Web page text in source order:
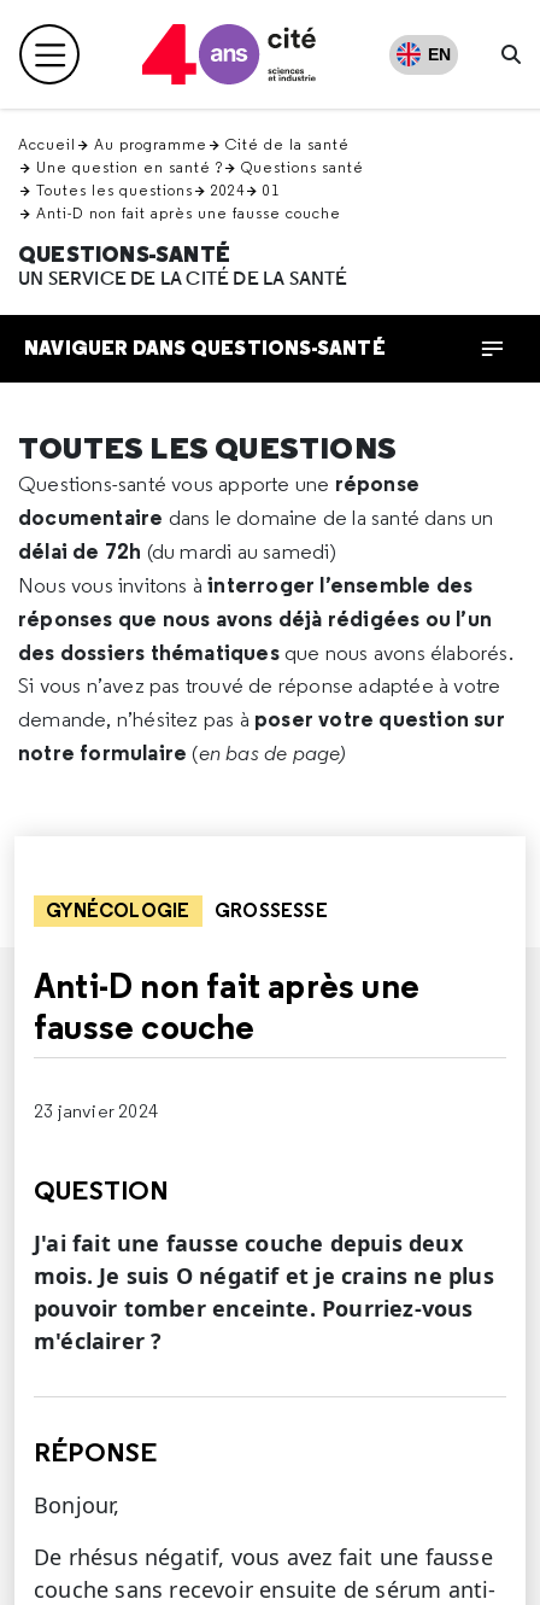
en
haut Menu principal EN
Accueil Au programme
Cité de la santé
Une question en santé ?
Questions santé
Toutes les questions
2024
01
Anti-D non fait après une fausse couche
QUESTIONS-SANTÉ
UN SERVICE DE LA CITÉ DE LA SANTÉ
NAVIGUER DANS QUESTIONS-SANTÉ
TOUTES LES QUESTIONS
Questions-santé vous apporte une réponse
documentaire dans le domaine de la santé dans un
délai de 72h (du mardi au samedi)
Nous vous invitons àinterroger l’ensemble des
réponses que nous avons déjà rédigées ou l’un
des dossiers thématiques que nous avons élaborés.
Si vous n’avez pas trouvé de réponse adaptée à votre
demande, n’hésitez pas à poser votre question sur
notre formulaire (en bas de page)
GYNÉCOLOGIE GROSSESSE
Anti-D non fait après une
fausse couche
23 janvier 2024
QUESTION
J'ai fait une fausse couche depuis deux
mois. Je suis O négatif et je crains ne plus
pouvoir tomber enceinte. Pourriez-vous
m'éclairer ?
RÉPONSE
Bonjour,
De rhésus négatif, vous avez fait une fausse
couche sans recevoir ensuite de sérum anti-